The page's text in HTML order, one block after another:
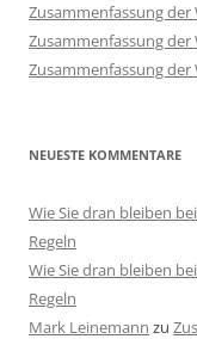
Zusammenfassung der
Zusammenfassung der
Zusammenfassung der
NEUESTE KOMMENTARE
Wie Sie dran bleiben
Regeln
Wie Sie dran bleiben
Regeln
Mark Leinemann zu